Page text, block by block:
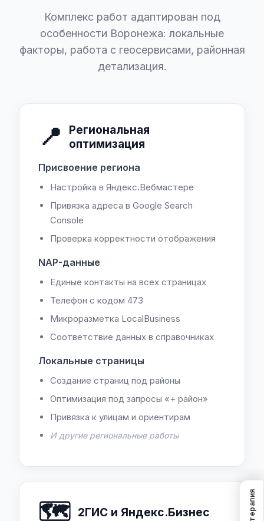
Комплекс работ адаптирован под
особенности Воронежа: локальные
факторы, работа с геосервисами, районная
детализация.
📍
Региональная
оптимизация
Присвоение региона
Настройка в Яндекс.Вебмастере
Привязка адреса в Google Search
Console
Проверка корректности отображения
NAP-данные
Единые контакты на всех страницах
Телефон с кодом 473
Микроразметка LocalBusiness
Соответствие данных в справочниках
Локальные страницы
Создание страниц под районы
Оптимизация под запросы «+ район»
Привязка к улицам и ориентирам
И другие региональные работы
🗺️ 2ГИС и Яндекс.Бизнес